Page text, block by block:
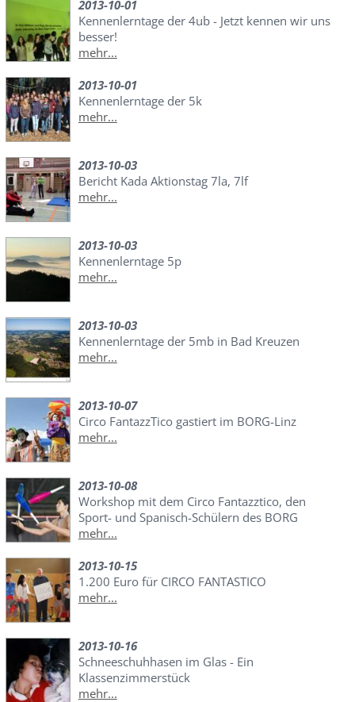
2013-10-01
Kennenlerntage der 4ub - Jetzt kennen wir uns
besser!
mehr...
2013-10-01
Kennenlerntage der 5k
mehr...
2013-10-03
Bericht Kada Aktionstag 7la, 7lf
mehr...
2013-10-03
Kennenlerntage 5p
mehr...
2013-10-03
Kennenlerntage der 5mb in Bad Kreuzen
mehr...
2013-10-07
Circo FantazzTico gastiert im BORG-Linz
mehr...
2013-10-08
Workshop mit dem Circo Fantazztico, den
Sport- und Spanisch-Schülern des BORG
mehr...
2013-10-15
1.200 Euro für CIRCO FANTASTICO
mehr...
2013-10-16
Schneeschuhhasen im Glas - Ein
Klassenzimmerstück
mehr...